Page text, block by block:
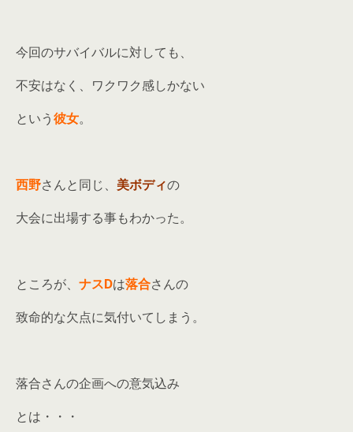
今回のサバイバルに対しても、
不安はなく、ワクワク感しかない
という彼女。
西野さんと同じ、 美ボディの
大会に出場する事もわかった。
ところが、 ナスDは落合さんの
致命的な欠点に気付いてしまう。
落合さんの企画への意気込み
とは・・・